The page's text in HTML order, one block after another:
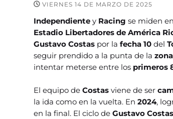
VIERNES 14 DE MARZO DE 2025
Independientey Racingse miden
Estadio Libertadores de América
Gustavo Costas por lafecha 10del
seguir prendido a la punta de la
intentar meterse entre los primeros
El equipo deCostasviene de ser
la ida como en la vuelta. En2024,
en la final. El ciclo deGustavo Costas